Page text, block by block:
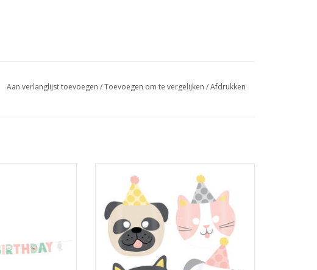
Aan verlanglijst toevoegen /Toevoegen om te vergelijken /Afdrukken
TOEVOEGEN AAN WINKELWAGEN